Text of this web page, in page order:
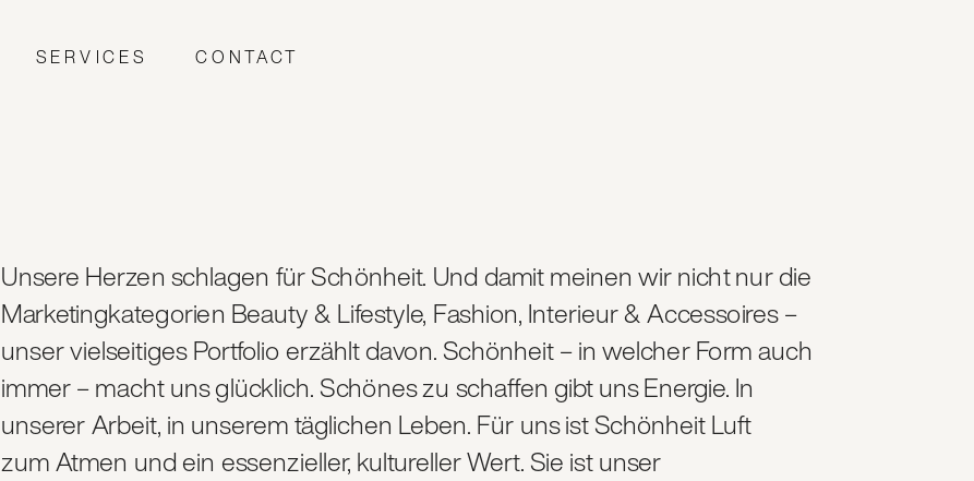
Unsere Herzen schlagen für Schönheit. Und damit meinen wir nicht nur die
Marketingkategorien Beauty & Lifestyle, Fashion, Interieur & Accessoires –
unser vielseitiges Portfolio erzählt davon. Schönheit – in welcher Form auch
immer – macht uns glücklich. Schönes zu schaffen gibt uns Energie. In
unserer Arbeit, in unserem täglichen Leben. Für uns ist Schönheit Luft
zum Atmen und ein essenzieller, kultureller Wert. Sie ist unser
CONTACT
SERVICES